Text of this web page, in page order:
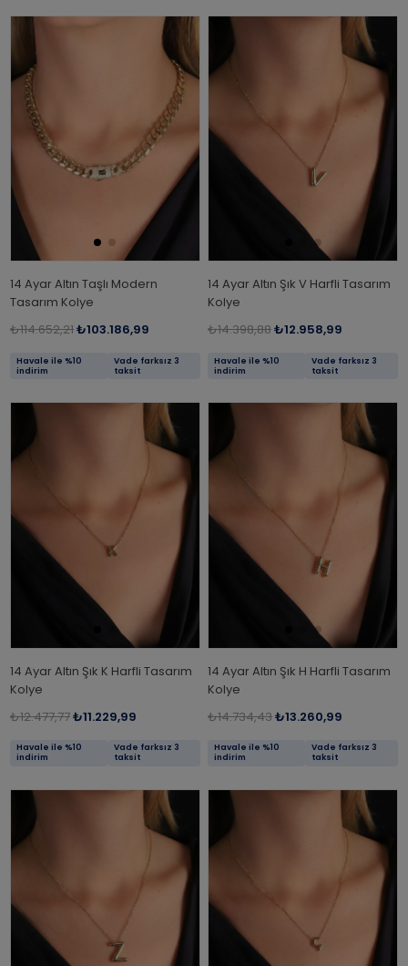
14 Ayar Altın Taşlı Modern
Tasarım Kolye
₺114.652,21₺103.186,99
Havale ile %10
indirim
Vade farksız 3
taksit
14 Ayar Altın Şık V Harfli Tasarım
Kolye
₺14.398,88₺12.958,99
Havale ile %10
indirim
Vade farksız 3
taksit
14 Ayar Altın Şık K Harfli Tasarım
Kolye
₺12.477,77₺11.229,99
Havale ile %10
indirim
Vade farksız 3
taksit
14 Ayar Altın Şık H Harfli Tasarım
Kolye
₺14.734,43₺13.260,99
Havale ile %10
indirim
Vade farksız 3
taksit